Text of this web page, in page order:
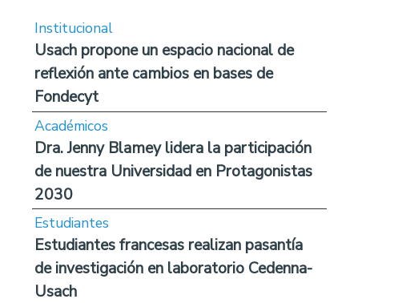
Institucional
Usach propone un espacio nacional de
reflexión ante cambios en bases de
Fondecyt
Académicos
Dra. Jenny Blamey lidera la participación
de nuestra Universidad en Protagonistas
2030
Estudiantes
Estudiantes francesas realizan pasantía
de investigación en laboratorio Cedenna-
Usach